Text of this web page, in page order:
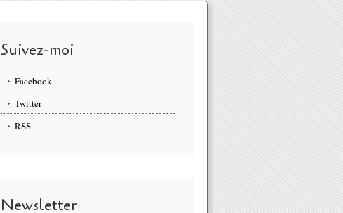
Suivez-moi
Facebook
Twitter
RSS
Newsletter